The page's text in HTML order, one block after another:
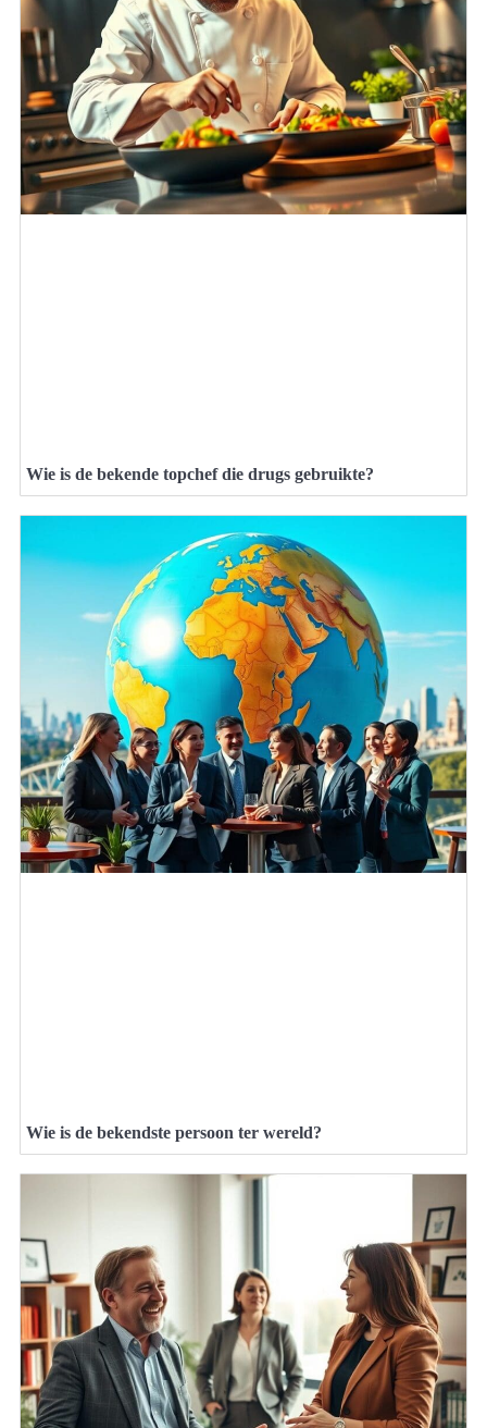
Wie is de bekende topchef die drugs gebruikte?
Wie is de bekendste persoon ter wereld?